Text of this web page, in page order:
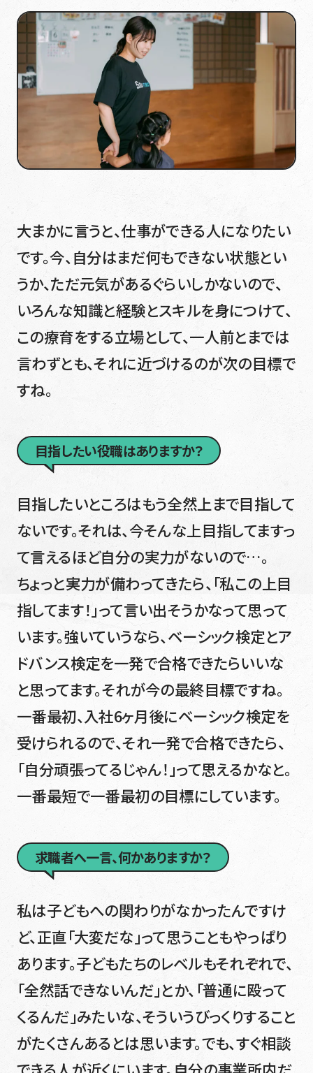
大まかに言うと、仕事ができる人になりたい
です。今、自分はまだ何もできない状態とい
うか、ただ元気があるぐらいしかないので、
いろんな知識と経験とスキルを身につけて、
この療育をする立場として、一人前とまでは
言わずとも、それに近づけるのが次の目標で
すね。
目指したい役職はありますか？
目指したいところはもう全然上まで目指して
ないです。それは、今そんな上目指してますっ
て言えるほど自分の実力がないので…。
ちょっと実力が備わってきたら、「私この上目
指してます！」って言い出そうかなって思って
います。強いていうなら、ベーシック検定とア
ドバンス検定を一発で合格できたらいいな
と思ってます。それが今の最終目標ですね。
一番最初、入社6ヶ月後にベーシック検定を
受けられるので、それ一発で合格できたら、
「自分頑張ってるじゃん！」って思えるかなと。
一番最短で一番最初の目標にしています。
求職者へ一言、何かありますか？
私は子どもへの関わりがなかったんですけ
ど、正直「大変だな」って思うこともやっぱり
あります。子どもたちのレベルもそれぞれで、
「全然話できないんだ」とか、「普通に殴って
くるんだ」みたいな、そういうびっくりすること
がたくさんあるとは思います。でも、すぐ相談